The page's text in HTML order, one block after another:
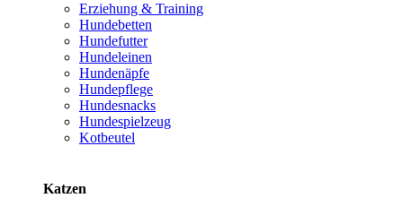
Erziehung & Training
Hundebetten
Hundefutter
Hundeleinen
Hundenäpfe
Hundepflege
Hundesnacks
Hundespielzeug
Kotbeutel
Katzen